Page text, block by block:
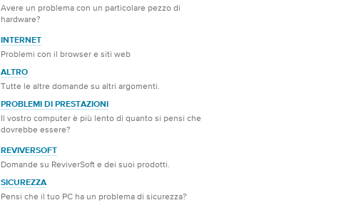
Avere un problema con un particolare pezzo di
hardware?
INTERNET
Problemi con il browser e siti web
ALTRO
Tutte le altre domande su altri argomenti.
PROBLEMI DI PRESTAZIONI
Il vostro computer è più lento di quanto si pensi che
dovrebbe essere?
REVIVERSOFT
Domande su ReviverSoft e dei suoi prodotti.
SICUREZZA
Pensi che il tuo PC ha un problema di sicurezza?